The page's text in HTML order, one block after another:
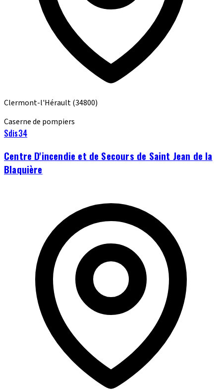
Clermont-l'Hérault(34800)
Caserne de pompiers
Sdis34
Centre D'incendie et de Secours de Saint Jean de la
Blaquière